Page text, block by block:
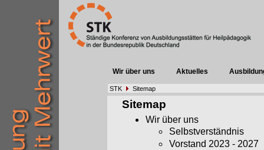
Wir über uns Aktuelles
STK Sitemap
Sitemap
Wir über uns
Selbstverständnis
Vorstand 2023 - 2027